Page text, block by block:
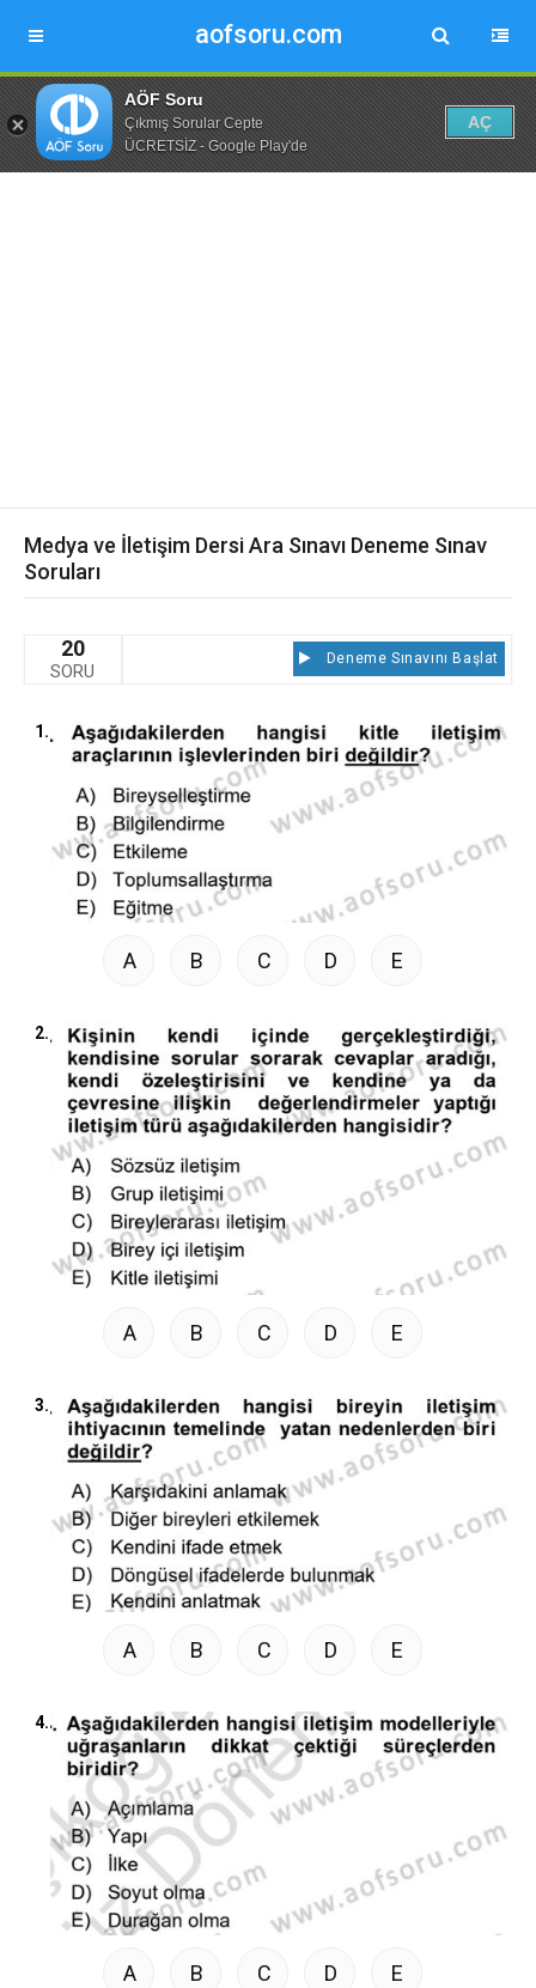
aofsoru.com
AÖF Soru
Çıkmış Sorular Cepte
ÜCRETSİZ - Google Play'de
AÇ
Medya ve İletişim Dersi Ara Sınavı Deneme Sınav
Soruları
20
SORU
Deneme Sınavını Başlat
1.
A B C D E
2.
A B C D E
3.
A B C D E
4.
A B C D E